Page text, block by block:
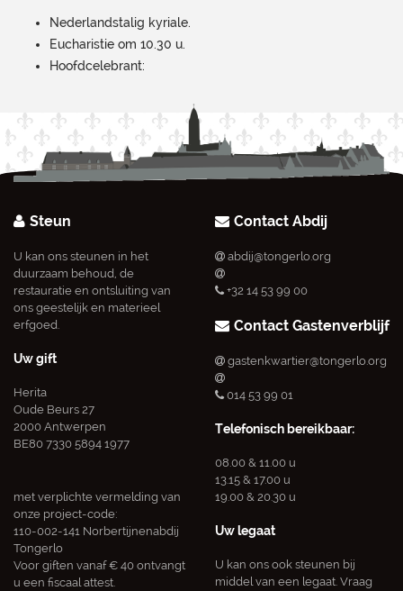
Nederlandstalig kyriale.
Eucharistie om 10.30 u.
Hoofdcelebrant:
Steun
U kan ons steunen in het
duurzaam behoud, de
restauratie en ontsluiting van
ons geestelijk en materieel
erfgoed.
Uw gift
Herita
Oude Beurs 27
2000 Antwerpen
BE80 7330 5894 1977
met verplichte vermelding van
onze project-code:
110-002-141 Norbertijnenabdij
Tongerlo
Voor giften vanaf € 40 ontvangt
u een fiscaal attest.
Contact Abdij
abdij@tongerlo.org
+32 14 53 99 00
Contact Gastenverblijf
gastenkwartier@tongerlo.org
014 53 99 01
Telefonisch bereikbaar:
08.00 & 11.00 u
13.15 & 17.00 u
19.00 & 20.30 u
Uw legaat
U kan ons ook steunen bij
middel van een legaat. Vraag